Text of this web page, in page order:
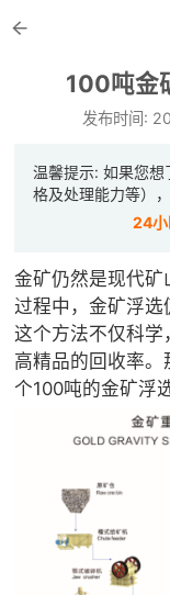

100吨金
发布时间:
温馨提示: 如果您
格及处理能力等）
24
金矿仍然是现代
过程中，金矿浮
这个方法不仅科
高精品的回收率
个100吨的金矿浮